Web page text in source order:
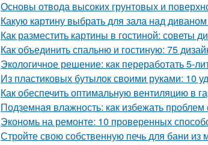
Основы отвода высоких грунтовых и
Какую картину выбрать для зала над
Как разместить картины в гостиной: советы
Как объединить спальню и гостиную: 75
Экологичное решение: как переработать 5-
Из пластиковых бутылок своими руками: 10
Как обеспечить оптимальную вентиляцию в
Подземная влажность: как избежать
Экономь на ремонте: 10 проверенных
Стройте свою собственную печь для бани из